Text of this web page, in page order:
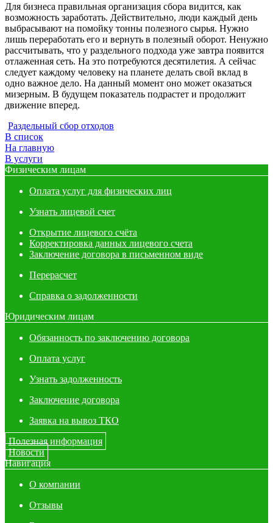
Для бизнеса правильная организация сбора видится, как
возможность заработать. Действительно, люди каждый день
выбрасывают на помойку тонны полезного сырья. Нужно
лишь переработать его и вернуть в полезный оборот. Ненужно
рассчитывать, что у раздельного подхода уже завтра появится
отлаженная сеть. На это потребуются десятилетия. А сейчас
следует каждому человеку на планете делать свой вклад в
одно важное дело. На данный момент оно может оказаться
мизерным. В будущем показатель подрастет и продолжит
движение вперед.
Раздельный сбор отходов
В список
На главную
В услуги
Физическим лицам
Оплата услуг для физических лиц
Узнать лицевой счет
Открытие лицевого счёта
Корректировка данных лицевого счета
Заключение договора в письменном виде
Перерасчет
Справка о задолженности
Юридическим лицам
Обязанность по заключению договора
Оплата услуг
Узнать задолженность
Заключение договора
Заявка на вывоз ТКО
Полезная информация
Новости
Навигация
О компании
Отзывы